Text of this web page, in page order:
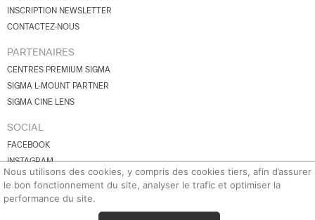
Nous utilisons des cookies, y compris des cookies tiers, afin d’assurer
le bon fonctionnement du site, analyser le trafic et optimiser la
performance du site.
INSCRIPTION NEWSLETTER
CONTACTEZ-NOUS
PARTENAIRES
CENTRES PREMIUM SIGMA
SIGMA L-MOUNT PARTNER
SIGMA CINE LENS
SOCIAL
FACEBOOK
INSTAGRAM
YOUTUBE
BLUESKY